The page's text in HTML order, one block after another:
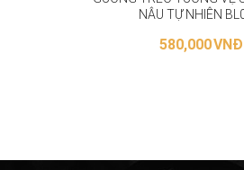
NÂU TỰ NHIÊN
580,000VNĐ